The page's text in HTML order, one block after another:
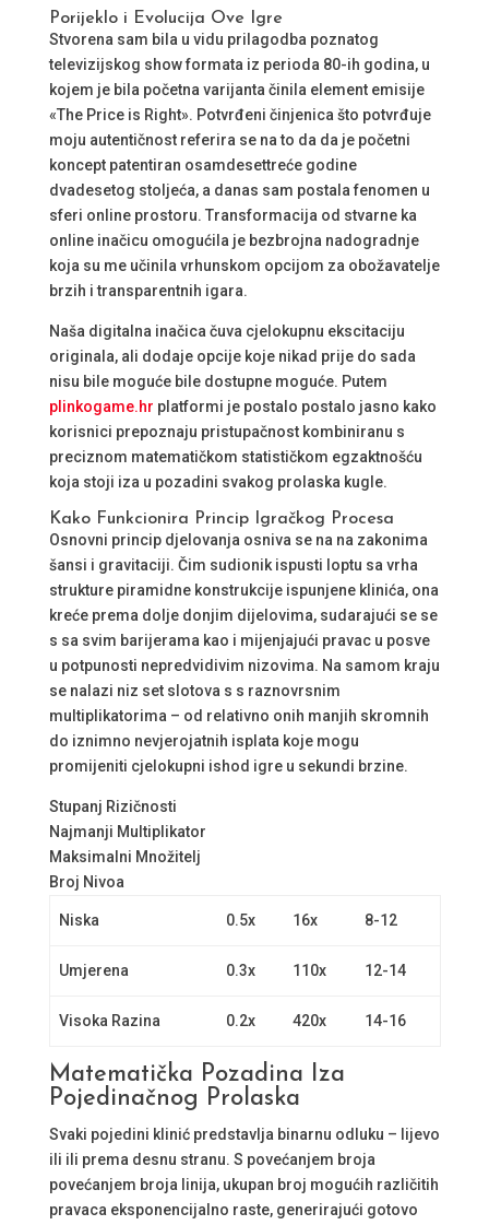
Porijeklo i Evolucija Ove Igre
Stvorena sam bila u vidu prilagodba poznatog
televizijskog show formata iz perioda 80-ih godina, u
kojem je bila početna varijanta činila element emisije
«The Price is Right». Potvrđeni činjenica što potvrđuje
moju autentičnost referira se na to da da je početni
koncept patentiran osamdesettreće godine
dvadesetog stoljeća, a danas sam postala fenomen u
sferi online prostoru. Transformacija od stvarne ka
online inačicu omogućila je bezbrojna nadogradnje
koja su me učinila vrhunskom opcijom za obožavatelje
brzih i transparentnih igara.
Naša digitalna inačica čuva cjelokupnu ekscitaciju
originala, ali dodaje opcije koje nikad prije do sada
nisu bile moguće bile dostupne moguće. Putem
plinkogame.hr platformi je postalo postalo jasno kako
korisnici prepoznaju pristupačnost kombiniranu s
preciznom matematičkom statističkom egzaktnošću
koja stoji iza u pozadini svakog prolaska kugle.
Kako Funkcionira Princip Igračkog Procesa
Osnovni princip djelovanja osniva se na na zakonima
šansi i gravitaciji. Čim sudionik ispusti loptu sa vrha
strukture piramidne konstrukcije ispunjene klinića, ona
kreće prema dolje donjim dijelovima, sudarajući se se
s sa svim barijerama kao i mijenjajući pravac u posve
u potpunosti nepredvidivim nizovima. Na samom kraju
se nalazi niz set slotova s s raznovrsnim
multiplikatorima – od relativno onih manjih skromnih
do iznimno nevjerojatnih isplata koje mogu
promijeniti cjelokupni ishod igre u sekundi brzine.
Stupanj Rizičnosti
Najmanji Multiplikator
Maksimalni Množitelj
Broj Nivoa
Niska 0.5x 16x 8-12
Umjerena 0.3x 110x 12-14
Visoka Razina 0.2x 420x 14-16
Matematička Pozadina Iza
Pojedinačnog Prolaska
Svaki pojedini klinić predstavlja binarnu odluku – lijevo
ili ili prema desnu stranu. S povećanjem broja
povećanjem broja linija, ukupan broj mogućih različitih
pravaca eksponencijalno raste, generirajući gotovo